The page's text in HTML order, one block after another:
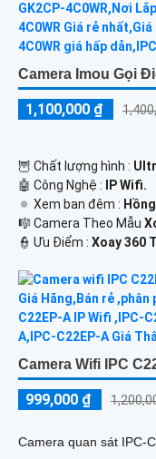
Camera Imou Gọi
1,100,000 ₫
🦉 Chất lượng hình :
🤖️ Công Nghệ :
IP Wifi.
🔅 Xem ban đêm :
🎼️ Camera Theo Mẫu
️👮 Ưu Điểm : Xoay 360
Camera Wifi IPC
999,000 ₫
Camera quan sát IPC-